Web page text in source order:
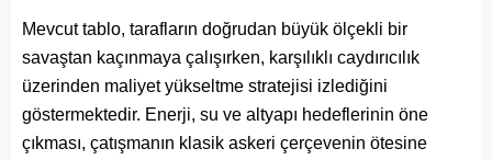
Mevcut tablo, tarafların doğrudan büyük ölçekli bir
savaştan kaçınmaya çalışırken, karşılıklı caydırıcılık
üzerinden maliyet yükseltme stratejisi izlediğini
göstermektedir. Enerji, su ve altyapı hedeflerinin öne
çıkması, çatışmanın klasik askeri çerçevenin ötesine